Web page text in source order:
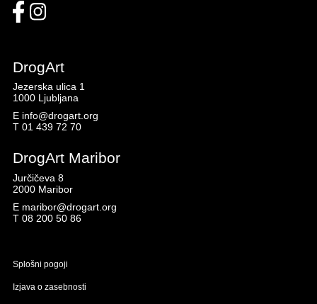
DrogArt
Jezerska ulica 1
1000 Ljubljana
E info@drogart.org
T 01 439 72 70
DrogArt Maribor
Jurčičeva 8
2000 Maribor
E maribor@drogart.org
T 08 200 50 86
Splošni pogoji
Izjava o zasebnosti